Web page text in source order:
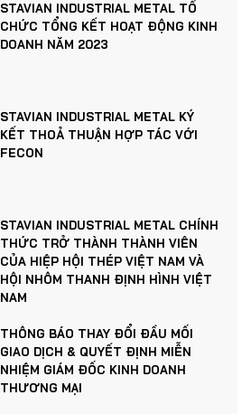
STAVIAN INDUSTRIAL METAL TỔ
CHỨC TỔNG KẾT HOẠT ĐỘNG KINH
DOANH NĂM 2023
STAVIAN INDUSTRIAL METAL KÝ
KẾT THOẢ THUẬN HỢP TÁC VỚI
FECON
STAVIAN INDUSTRIAL METAL CHÍNH
THỨC TRỞ THÀNH THÀNH VIÊN
CỦA HIỆP HỘI THÉP VIỆT NAM VÀ
HỘI NHÔM THANH ĐỊNH HÌNH VIỆT
NAM
THÔNG BÁO THAY ĐỔI ĐẦU MỐI
GIAO DỊCH & QUYẾT ĐỊNH MIỄN
NHIỆM GIÁM ĐỐC KINH DOANH
THƯƠNG MẠI